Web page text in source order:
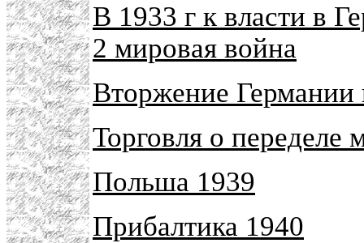
В 1933 г к власти в
2 мировая война
Вторжение
Торговля о переделе
Польша 1939
Прибалтика 1940